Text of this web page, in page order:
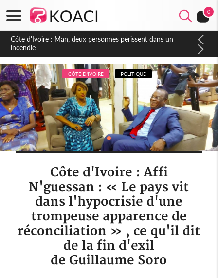
0
Côte d'Ivoire : Séileu, la célébration de la fête nationale
transformée en vaste campagne contre les produits
dépigmentants dangereux
CÔTE D'IVOIRE POLITIQUE
Côte d'Ivoire : Affi
N'guessan : « Le pays vit
dans l'hypocrisie d'une
trompeuse apparence de
réconciliation » , ce qu'il dit
de la fin d'exil
de Guillaume Soro